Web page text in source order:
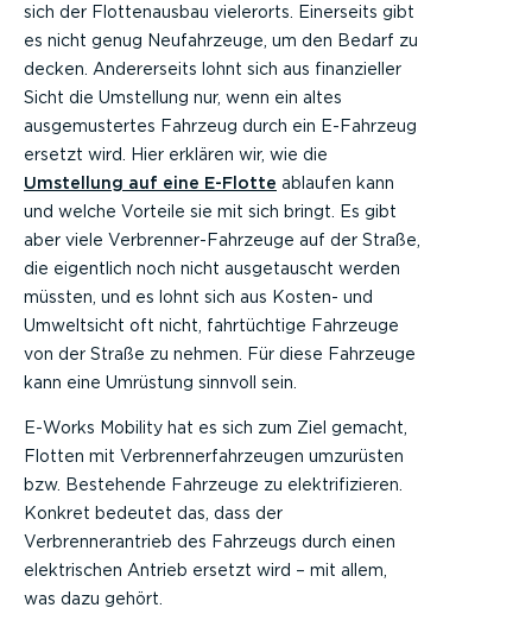
sich der Flottenausbau vielerorts. Einerseits gibt
es nicht genug Neufahrzeuge, um den Bedarf zu
decken. Andererseits lohnt sich aus finanzieller
Sicht die Umstellung nur, wenn ein altes
ausgemustertes Fahrzeug durch ein E-Fahrzeug
ersetzt wird. Hier erklären wir, wie die
Umstellung auf eine E-Flotte ablaufen kann
und welche Vorteile sie mit sich bringt. Es gibt
aber viele Verbrenner-Fahrzeuge auf der Straße,
die eigentlich noch nicht ausgetauscht werden
müssten, und es lohnt sich aus Kosten- und
Umweltsicht oft nicht, fahrtüchtige Fahrzeuge
von der Straße zu nehmen. Für diese Fahrzeuge
kann eine Umrüstung sinnvoll sein.
E-Works Mobility hat es sich zum Ziel gemacht,
Flotten mit Verbrennerfahrzeugen umzurüsten
bzw. Bestehende Fahrzeuge zu elektrifizieren.
Konkret bedeutet das, dass der
Verbrennerantrieb des Fahrzeugs durch einen
elektrischen Antrieb ersetzt wird – mit allem,
was dazu gehört.